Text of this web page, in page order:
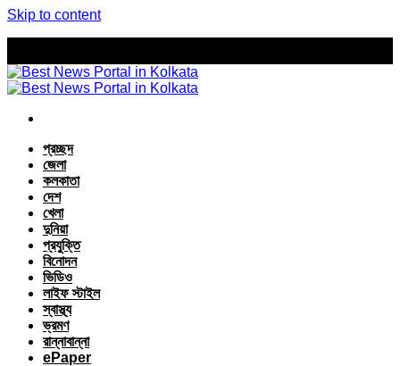
Skip to content
প্রচ্ছদ
জেলা
কলকাতা
দেশ
খেলা
দুনিয়া
প্রযুক্তি
বিনোদন
ভিডিও
লাইফ স্টাইল
স্বাস্থ্য
ভ্রমণ
রান্নাবান্না
ePaper